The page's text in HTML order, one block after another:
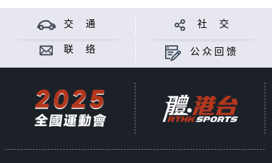
交 通 社 交
联 络 公众回馈